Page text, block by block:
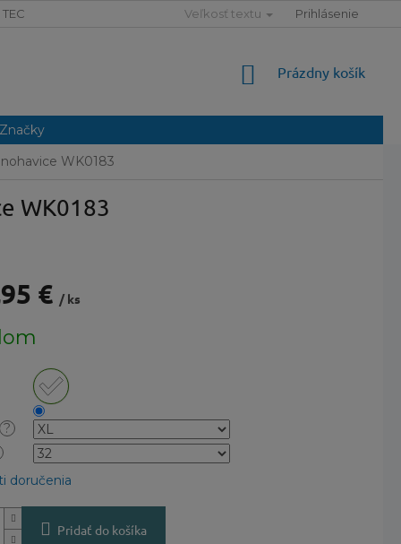
TECHNOLÓGIE SLOVNÍK POJMOV MAPA SERVERU
Veľkosť textu Prihlásenie
NÁKUPNÝ
Prázdny košík
Značky
WK0183
WK0183
€ / ks
?
doručenia
Pridať do košíka